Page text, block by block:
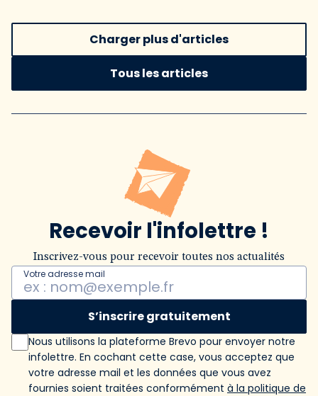
Charger plus d'articles
Tous les articles
Recevoir l'infolettre !
Inscrivez-vous pour recevoir toutes nos actualités
Votre adresse mail
S’inscrire gratuitement
Nous utilisons la plateforme Brevo pour envoyer notre
infolettre. En cochant cette case, vous acceptez que
votre adresse mail et les données que vous avez
fournies soient traitées conformément à la politique de